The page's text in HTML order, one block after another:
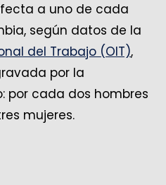
a uno de cada
según datos de la
del Trabajo (OIT),
por la
por cada dos hombres
mujeres.